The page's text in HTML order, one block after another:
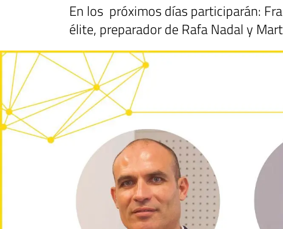
En los próximos días participarán:
élite, preparador de Rafa Nadal y